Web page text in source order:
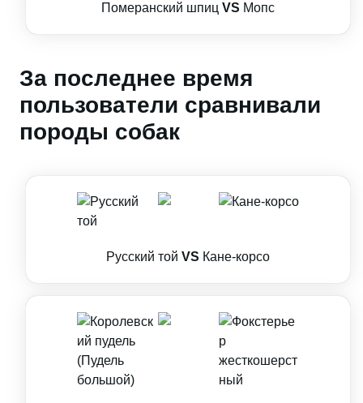
Померанский шпиц VS Мопс
За последнее время
пользователи сравнивали
породы собак
Русский той VS Кане-корсо